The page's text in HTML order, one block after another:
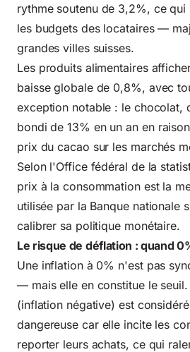
rythme soutenu de 3,2%, ce qui
les budgets des locataires —
grandes villes suisses.
Les produits alimentaires
baisse globale de 0,8%, avec
exception notable : le chocolat,
bondi de 13% en un an en
prix du cacao sur les marchés
Selon l'Office fédéral de la
prix à la consommation est la
utilisée par la Banque nationale
calibrer sa politique monétaire.
Le risque de déflation : quand
Une inflation à 0% n'est pas
— mais elle en constitue le
(inflation négative) est
dangereuse car elle incite les
reporter leurs achats, ce qui